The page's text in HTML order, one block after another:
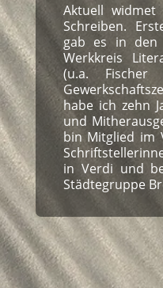
Aktuell
Schreiben.
gab es in den
Werkkreis
(u.a.
habe ich zehn
und
bin Mitglied im
in Verdi und
Städtegruppe